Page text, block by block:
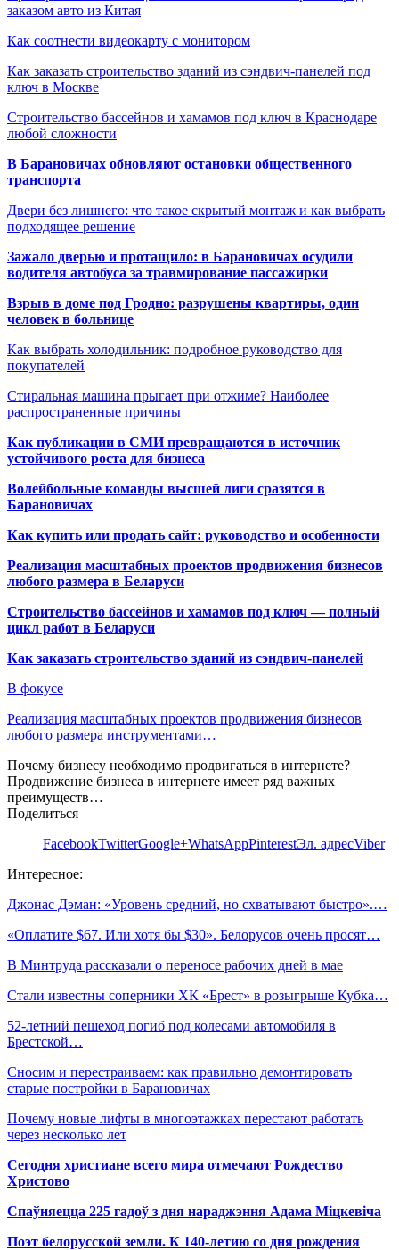
заказом авто из Китая
Как соотнести видеокарту с монитором
Как заказать строительство зданий из сэндвич-панелей под
ключ в Москве
Строительство бассейнов и хамамов под ключ в Краснодаре
любой сложности
В Барановичах обновляют остановки общественного
транспорта
Двери без лишнего: что такое скрытый монтаж и как выбрать
подходящее решение
Зажало дверью и протащило: в Барановичах осудили
водителя автобуса за травмирование пассажирки
Взрыв в доме под Гродно: разрушены квартиры, один
человек в больнице
Как выбрать холодильник: подробное руководство для
покупателей
Стиральная машина прыгает при отжиме? Наиболее
распространенные причины
Как публикации в СМИ превращаются в источник
устойчивого роста для бизнеса
Волейбольные команды высшей лиги сразятся в
Барановичах
Как купить или продать сайт: руководство и особенности
Реализация масштабных проектов продвижения бизнесов
любого размера в Беларуси
Строительство бассейнов и хамамов под ключ — полный
цикл работ в Беларуси
Как заказать строительство зданий из сэндвич-панелей
В фокусе
Реализация масштабных проектов продвижения бизнесов
любого размера инструментами…
Почему бизнесу необходимо продвигаться в интернете?
Продвижение бизнеса в интернете имеет ряд важных
преимуществ…
Поделиться
FacebookTwitterGoogle+WhatsAppPinterestЭл. адресViber
Интересное:
Джонас Дэман: «Уровень средний, но схватывают быстро».…
«Оплатите $67. Или хотя бы $30». Белорусов очень просят…
В Минтруда рассказали о переносе рабочих дней в мае
Стали известны соперники ХК «Брест» в розыгрыше Кубка…
52-летний пешеход погиб под колесами автомобиля в
Брестской…
Сносим и перестраиваем: как правильно демонтировать
старые постройки в Барановичах
Почему новые лифты в многоэтажках перестают работать
через несколько лет
Сегодня христиане всего мира отмечают Рождество
Христово
Спаўняецца 225 гадоў з дня нараджэння Адама Міцкевіча
Поэт белорусской земли. К 140-летию со дня рождения